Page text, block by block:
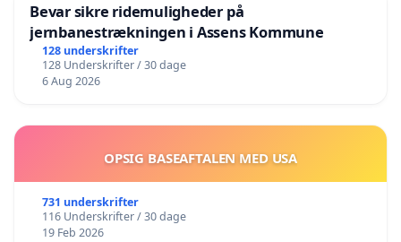
Bevar sikre ridemuligheder på
jernbanestrækningen i Assens Kommune
128 underskrifter
128 Underskrifter / 30 dage
6 Aug 2026
OPSIG BASEAFTALEN MED USA
731 underskrifter
116 Underskrifter / 30 dage
19 Feb 2026